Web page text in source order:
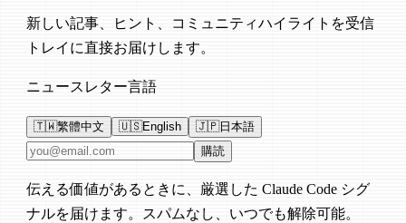
新しい記事、ヒント、コミュニティハイライトを受信
トレイに直接お届けします。
ニュースレター言語
🇹🇼繁體中文 🇺🇸English 🇯🇵日本語
メールアドレス 購読
伝える価値があるときに、厳選した Claude Code シグ
ナルを届けます。スパムなし、いつでも解除可能。